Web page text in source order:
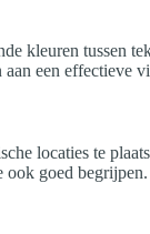
kleuren tussen
een effectieve
locaties te
goed